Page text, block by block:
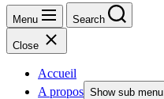
Menu Search
Close
Accueil
A propos Show sub menu